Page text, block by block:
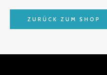
ZURÜCK ZUM SHOP